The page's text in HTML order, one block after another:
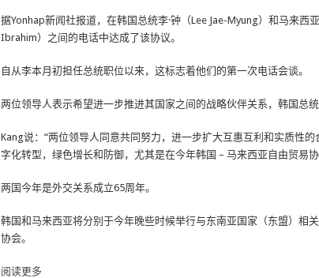
据Yonhap新闻社报道，在韩国总统李·钟（Lee Jae-Myung）和马来西
Ibrahim）之间的电话中达成了该协议。
自从李本月初担任总统职位以来，这标志着他们的第一次电话会谈。
两位领导人表示希望进一步推进其国家之间的战略伙伴关系，韩国总统
Kang说：“两位领导人同意共同努力，进一步扩大互惠互利和实质性
字化转型，绿色增长和防御，尤其是在今年韩国 – 马来西亚自由贸易
两国今年是外交关系成立65周年。
韩国和马来西亚将分别于今年晚些时候举行与东南亚国家（东盟）相
协会。
阅读更多